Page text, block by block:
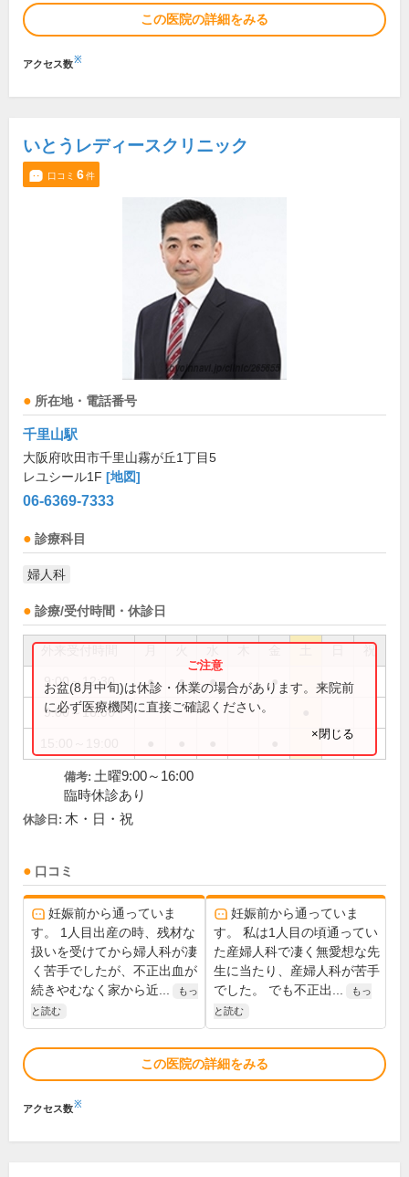
この医院の詳細をみる
アクセス数※
いとうレディースクリニック
口コミ 6件
所在地・電話番号
千里山駅
大阪府吹田市千里山霧が丘1丁目5
レユシール1F [地図]
06-6369-7333
診療科目
婦人科
診療/受付時間・休診日
祝
9:00～12:30 ● ● ● ●
9:00～16:00
お盆(8月中旬)は休診・休業の場合があります。来院前
に必ず医療機関に直接ご確認ください。
×閉じる
備考: 土曜9:00～16:00
臨時休診あり
休診日: 木・日・祝
口コミ
妊娠前から通っていま
す。 1人目出産の時、残材な
扱いを受けてから婦人科が凄
く苦手でしたが、不正出血が
続きやむなく家から近...
もっ
と読む
妊娠前から通っていま
す。 私は1人目の頃通ってい
た産婦人科で凄く無愛想な先
生に当たり、産婦人科が苦手
でした。 でも不正出...
もっ
と読む
この医院の詳細をみる
アクセス数※